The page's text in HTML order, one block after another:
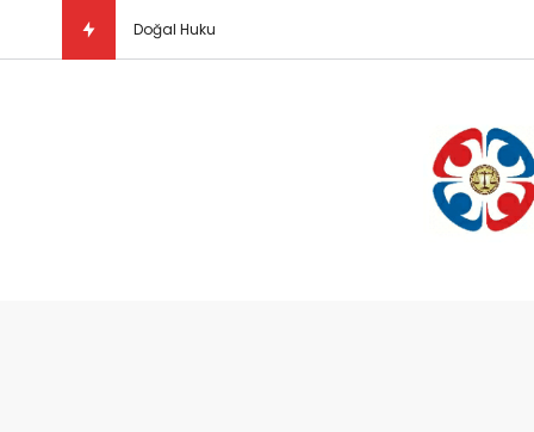
Doğal Hukuk Kuramı Nedir?